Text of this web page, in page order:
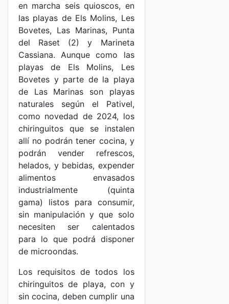
en marcha seis quioscos, en
las playas de Els Molins, Les
Bovetes, Las Marinas, Punta
del Raset (2) y Marineta
Cassiana. Aunque como las
playas de Els Molins, Les
Bovetes y parte de la playa
de Las Marinas son playas
naturales según el Pativel,
como novedad de 2024, los
chiringuitos que se instalen
allí no podrán tener cocina, y
podrán vender refrescos,
helados, y bebidas, expender
alimentos envasados
industrialmente (quinta
gama) listos para consumir,
sin manipulación y que solo
necesiten ser calentados
para lo que podrá disponer
de microondas.
Los requisitos de todos los
chiringuitos de playa, con y
sin cocina, deben cumplir una